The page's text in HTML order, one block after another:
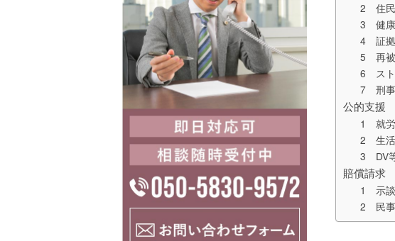
2 住民
3 健康
4 証
5 再被
6 スト
7 刑事
公的支援
1 就
2 生活
3 DV
賠償請求
1 示談
2 民